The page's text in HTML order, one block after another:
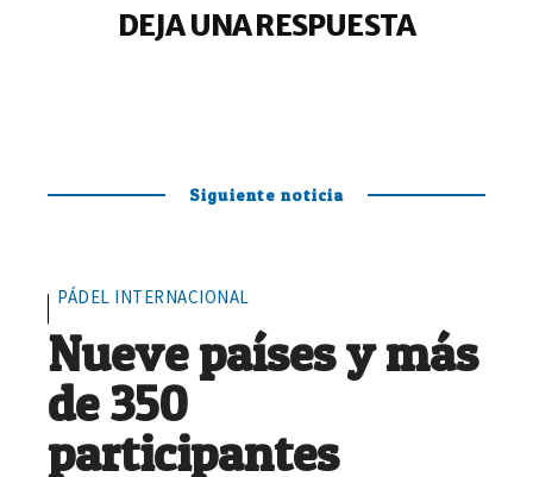
DEJA UNA RESPUESTA
Siguiente noticia
PÁDEL INTERNACIONAL
Nueve países y más
de 350
participantes